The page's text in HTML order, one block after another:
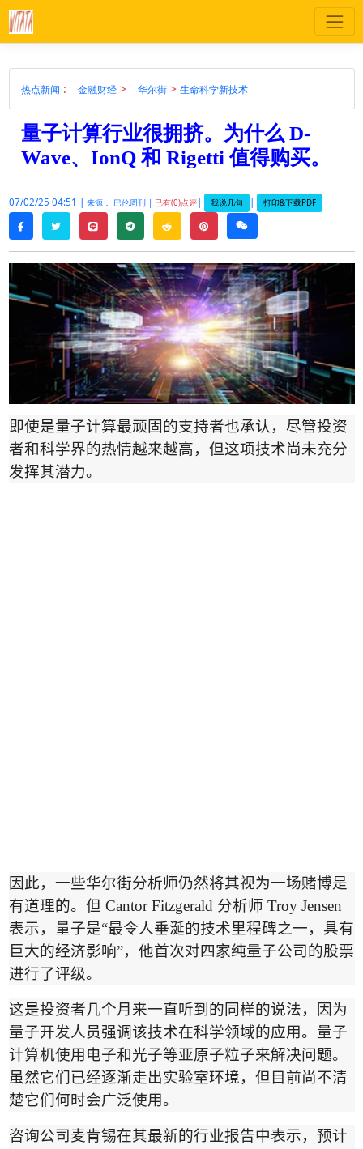
热点新闻 : 金融财经> 华尔街 > 生命科学新技术
量子计算行业很拥挤。为什么 D-
Wave、IonQ 和 Rigetti 值得购买。
07/02/25 04:51 | 来源： 巴伦周刊 | 已有(0)点评| 我说几句 | 打印&下载PDF
facebooktwitterline telegramreddit pinterestweixin
即使是量子计算最顽固的支持者也承认，尽管投资
者和科学界的热情越来越高，但这项技术尚未充分
发挥其潜力。
因此，一些华尔街分析师仍然将其视为一场赌博是
有道理的。但 Cantor Fitzgerald 分析师 Troy Jensen
表示，量子是“最令人垂涎的技术里程碑之一，具有
巨大的经济影响”，他首次对四家纯量子公司的股票
进行了评级。
这是投资者几个月来一直听到的同样的说法，因为
量子开发人员强调该技术在科学领域的应用。量子
计算机使用电子和光子等亚原子粒子来解决问题。
虽然它们已经逐渐走出实验室环境，但目前尚不清
楚它们何时会广泛使用。
咨询公司麦肯锡在其最新的行业报告中表示，预计